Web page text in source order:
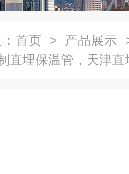
首页 > 产品展示
直埋保温管，天津